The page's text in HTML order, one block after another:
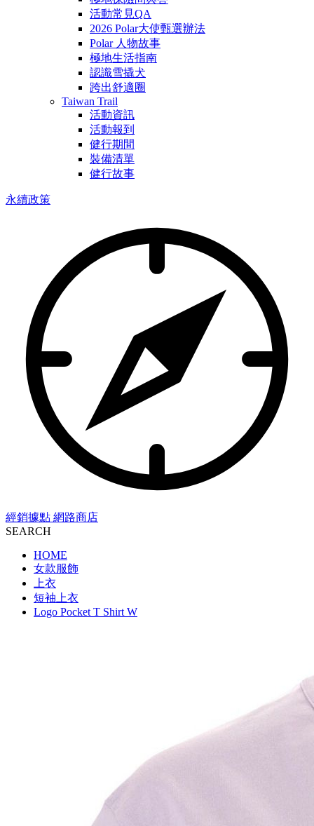
活動常見QA
2026 Polar大使甄選辦法
Polar 人物故事
極地生活指南
認識雪撬犬
跨出舒適圈
Taiwan Trail
活動資訊
活動報到
健行期間
裝備清單
健行故事
永續政策
經銷據點 網路商店
SEARCH
HOME
女款服飾
上衣
短袖上衣
Logo Pocket T Shirt W